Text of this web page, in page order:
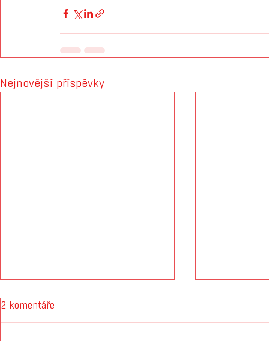
Nejnovější příspěvky
2 komentáře